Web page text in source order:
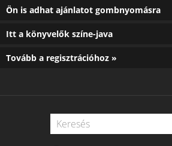
Ön is adhat ajánlatot gombnyomásra
Itt a könyvelők színe-java
Tovább a regisztrációhoz »